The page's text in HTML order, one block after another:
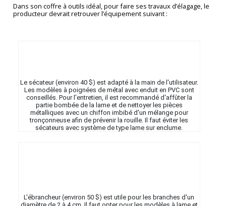
Dans son coffre à outils idéal, pour faire ses travaux d’élagage, le
producteur devrait retrouver l’équipement suivant :
Le sécateur (environ 40 $) est adapté à la main de l'utilisateur.
Les modèles à poignées de métal avec enduit en PVC sont
conseillés. Pour l'entretien, il est recommandé d'affûter la
partie bombée de la lame et de nettoyer les pièces
métalliques avec un chiffon imbibé d'un mélange pour
tronçonneuse afin de prévenir la rouille. Il faut éviter les
sécateurs avec système de type lame sur enclume.
L'ébrancheur (environ 50 $) est utile pour les branches d'un